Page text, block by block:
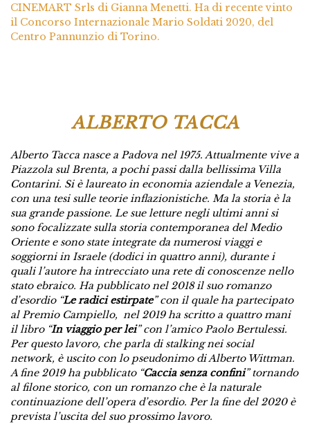
CINEMART Srls di Gianna Menetti. Ha di recente vinto
il Concorso Internazionale Mario Soldati 2020, del
Centro Pannunzio di Torino.
ALBERTO TACCA
Alberto Tacca nasce a Padova nel 1975. Attualmente vive a
Piazzola sul Brenta, a pochi passi dalla bellissima Villa
Contarini. Si è laureato in economia aziendale a Venezia,
con una tesi sulle teorie inflazionistiche. Ma la storia è la
sua grande passione. Le sue letture negli ultimi anni si
sono focalizzate sulla storia contemporanea del Medio
Oriente e sono state integrate da numerosi viaggi e
soggiorni in Israele (dodici in quattro anni), durante i
quali l’autore ha intrecciato una rete di conoscenze nello
stato ebraico. Ha pubblicato nel 2018 il suo romanzo
d’esordio “Le radici estirpate” con il quale ha partecipato
al Premio Campiello, nel 2019 ha scritto a quattro mani
il libro “In viaggio per lei” con l’amico Paolo Bertulessi.
Per questo lavoro, che parla di stalking nei social
network, è uscito con lo pseudonimo di Alberto Wittman.
A fine 2019 ha pubblicato “Caccia senza confini” tornando
al filone storico, con un romanzo che è la naturale
continuazione dell’opera d’esordio. Per la fine del 2020 è
prevista l’uscita del suo prossimo lavoro.